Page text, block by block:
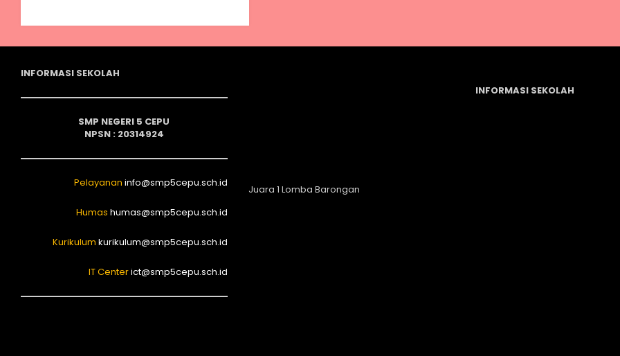
INFORMASI SEKOLAH
SMP NEGERI 5 CEPU
NPSN : 20314924
Pelayanan info@smp5cepu.sch.id
Humas humas@smp5cepu.sch.id
Kurikulum kurikulum@smp5cepu.sch.id
IT Centerict@smp5cepu.sch.id
Juara 1 Lomba Barongan
INFORMASI SEKOLAH